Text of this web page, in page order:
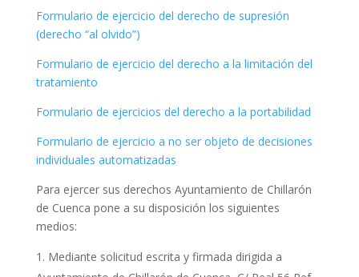
Formulario de ejercicio del derecho de supresión
(derecho “al olvido”)
Formulario de ejercicio del derecho a la limitación del
tratamiento
Formulario de ejercicios del derecho a la portabilidad
Formulario de ejercicio a no ser objeto de decisiones
individuales automatizadas
Para ejercer sus derechos Ayuntamiento de Chillarón
de Cuenca pone a su disposición los siguientes
medios:
Mediante solicitud escrita y firmada dirigida a